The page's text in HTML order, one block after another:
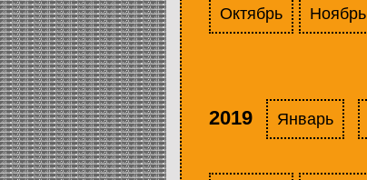
Октябрь Ноябрь
2019 Январь